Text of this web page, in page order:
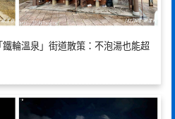
輪溫泉」街道散策：不泡湯也能超